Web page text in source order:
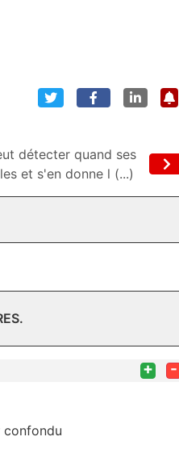
détecter quand ses
et s'en donne l (...)
+ -
confondu